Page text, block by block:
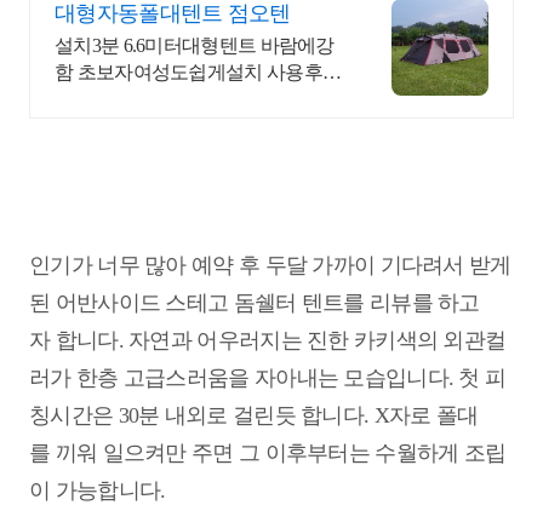
대형자동폴대텐트 점오텐
설치3분 6.6미터대형텐트 바람에강
함 초보자여성도쉽게설치 사용후기
인기가 너무 많아 예약 후 두달 가까이 기다려서 받게
된 어반사이드 스테고 돔쉘터 텐트를 리뷰를 하고
자 합니다. 자연과 어우러지는 진한 카키색의 외관컬
러가 한층 고급스러움을 자아내는 모습입니다. 첫 피
칭시간은 30분 내외로 걸린듯 합니다. X자로 폴대
를 끼워 일으켜만 주면 그 이후부터는 수월하게 조립
이 가능합니다.